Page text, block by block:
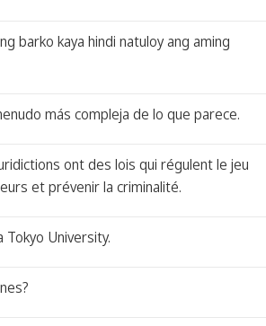
barko kaya hindi natuloy ang aming
más compleja de lo que parece.
ont des lois qui régulent le jeu
et prévenir la criminalité.
University.